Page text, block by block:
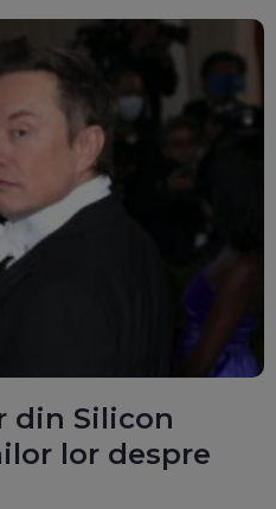
din Silicon
lor despre